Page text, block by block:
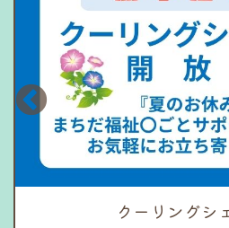
クーリングシ